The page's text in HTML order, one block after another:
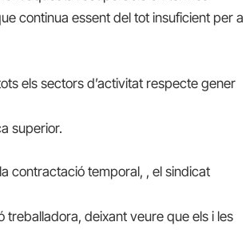
continua essent del tot insuficient per a
els sectors d’activitat respecte gener
superior.
contractació temporal, , el sindicat
deixant veure que els i les